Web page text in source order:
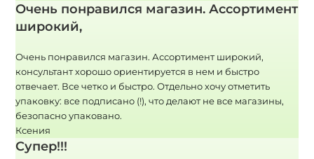
Очень понравился магазин. Ассортимент
широкий,
Очень понравился магазин. Ассортимент широкий,
консультант хорошо ориентируется в нем и быстро
отвечает. Все четко и быстро. Отдельно хочу отметить
упаковку: все подписано (!), что делают не все магазины,
безопасно упаковано.
Ксения
Супер!!!